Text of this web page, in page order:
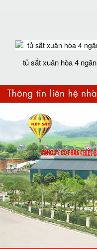
tủ sắt xuân hòa 4 ngăn